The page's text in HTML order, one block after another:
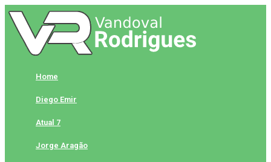
Skip
to
content
Home
Diego Emir
Atual 7
Jorge Aragão